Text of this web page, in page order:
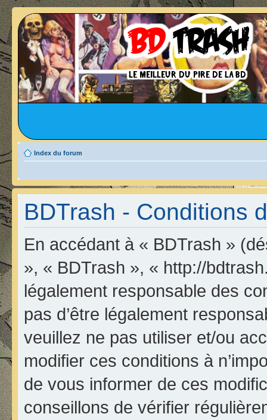
Index du forum
BDTrash - Conditions
En accédant à « BDTrash »
», « BDTrash », « http://
légalement responsable des
pas d’être légalement
veuillez ne pas utiliser et/ou
modifier ces conditions à
de vous informer de ces
conseillons de vérifier